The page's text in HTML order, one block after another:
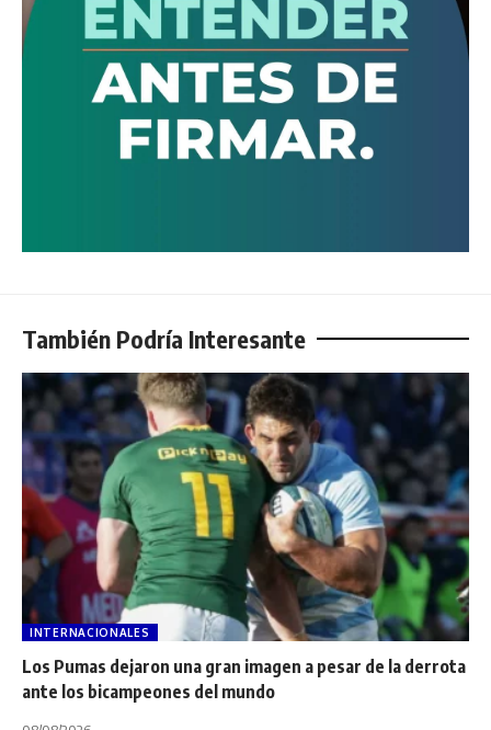
También Podría Interesante
INTERNACIONALES
Los Pumas dejaron una gran imagen a pesar de la derrota
ante los bicampeones del mundo